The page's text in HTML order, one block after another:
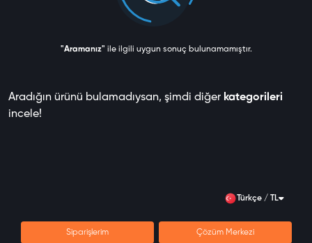
"Aramanız" ile ilgili uygun sonuç bulunamamıştır.
Aradığın ürünü bulamadıysan, şimdi diğer kategorileri
incele!
Türkçe / TL
Siparişlerim Çözüm Merkezi